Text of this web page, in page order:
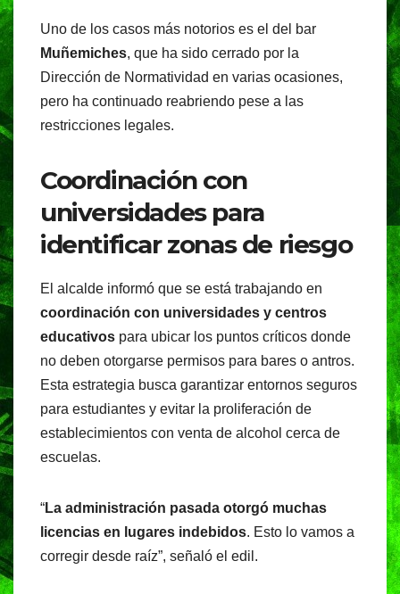
Uno de los casos más notorios es el del bar
Muñemiches, que ha sido cerrado por la
Dirección de Normatividad en varias ocasiones,
pero ha continuado reabriendo pese a las
restricciones legales.
Coordinación con
universidades para
identificar zonas de riesgo
El alcalde informó que se está trabajando en
coordinación con universidades y centros
educativos para ubicar los puntos críticos donde
no deben otorgarse permisos para bares o antros.
Esta estrategia busca garantizar entornos seguros
para estudiantes y evitar la proliferación de
establecimientos con venta de alcohol cerca de
escuelas.
“La administración pasada otorgó muchas
licencias en lugares indebidos. Esto lo vamos a
corregir desde raíz”, señaló el edil.